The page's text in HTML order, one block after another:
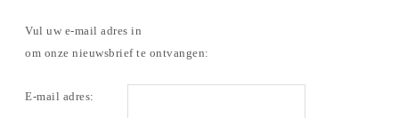
Vul uw e-mail adres in
om onze nieuwsbrief te ontvangen:
E-mail adres: